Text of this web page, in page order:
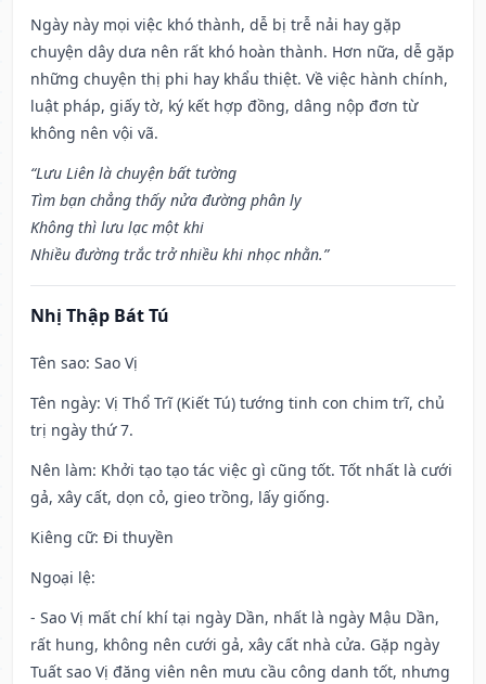
Ngày này mọi việc khó thành, dễ bị trễ nải hay gặp
chuyện dây dưa nên rất khó hoàn thành. Hơn nữa, dễ gặp
những chuyện thị phi hay khẩu thiệt. Về việc hành chính,
luật pháp, giấy tờ, ký kết hợp đồng, dâng nộp đơn từ
không nên vội vã.
“Lưu Liên là chuyện bất tường
Tìm bạn chẳng thấy nửa đường phân ly
Không thì lưu lạc một khi
Nhiều đường trắc trở nhiều khi nhọc nhằn.”
Nhị Thập Bát Tú
Tên sao: Sao Vị
Tên ngày: Vị Thổ Trĩ (Kiết Tú) tướng tinh con chim trĩ, chủ
trị ngày thứ 7.
Nên làm: Khởi tạo tạo tác việc gì cũng tốt. Tốt nhất là cưới
gả, xây cất, dọn cỏ, gieo trồng, lấy giống.
Kiêng cữ: Đi thuyền
Ngoại lệ:
- Sao Vị mất chí khí tại ngày Dần, nhất là ngày Mậu Dần,
rất hung, không nên cưới gả, xây cất nhà cửa. Gặp ngày
Tuất sao Vị đăng viên nên mưu cầu công danh tốt, nhưng